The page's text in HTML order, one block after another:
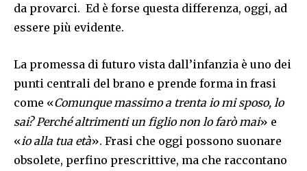
da provarci. Ed è forse questa differenza, oggi, ad
essere più evidente.
La promessa di futuro vista dall’infanzia è uno dei
punti centrali del brano e prende forma in frasi
come «Comunque massimo a trenta io mi sposo, lo
sai? Perché altrimenti un figlio non lo farò mai» e
«io alla tua età». Frasi che oggi possono suonare
obsolete, perfino prescrittive, ma che raccontano